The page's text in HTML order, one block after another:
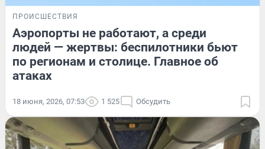
ПРОИСШЕСТВИЯ
Аэропорты не работают, а среди
людей — жертвы: беспилотники бьют
по регионам и столице. Главное об
атаках
18 июня, 2026, 07:53 1 525 Обсудить